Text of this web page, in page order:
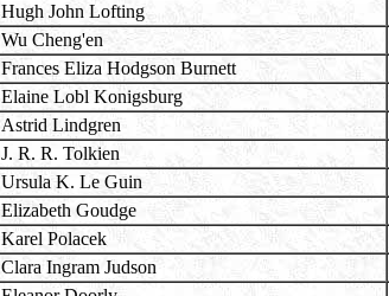
Hugh John Lofting
Wu Cheng'en
Frances Eliza Hodgson Burnett
Elaine Lobl Konigsburg
Astrid Lindgren
J. R. R. Tolkien
Ursula K. Le Guin
Elizabeth Goudge
Karel Polacek
Clara Ingram Judson